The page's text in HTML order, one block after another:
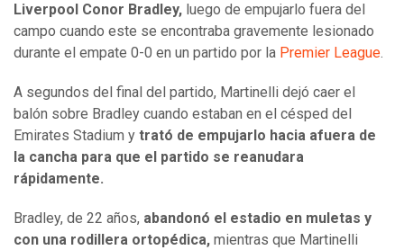
Liverpool Conor Bradley, luego de empujarlo fuera del
campo cuando este se encontraba gravemente lesionado
durante el empate 0-0 en un partido por la Premier League.
A segundos del final del partido, Martinelli dejó caer el
balón sobre Bradley cuando estaban en el césped del
Emirates Stadium y trató de empujarlo hacia afuera de
la cancha para que el partido se reanudara
rápidamente.
Bradley, de 22 años, abandonó el estadio en muletas y
con una rodillera ortopédica, mientras que Martinelli